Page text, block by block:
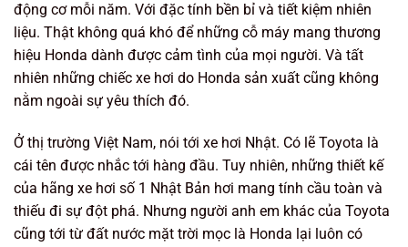
động cơ mỗi năm. Với đặc tính bền bỉ và tiết kiệm nhiên
liệu. Thật không quá khó để những cỗ máy mang thương
hiệu Honda dành được cảm tình của mọi người. Và tất
nhiên những chiếc xe hơi do Honda sản xuất cũng không
nằm ngoài sự yêu thích đó.
Ở thị trường Việt Nam, nói tới xe hơi Nhật. Có lẽ Toyota là
cái tên được nhắc tới hàng đầu. Tuy nhiên, những thiết kế
của hãng xe hơi số 1 Nhật Bản hơi mang tính cầu toàn và
thiếu đi sự đột phá. Nhưng người anh em khác của Toyota
cũng tới từ đất nước mặt trời mọc là Honda lại luôn có